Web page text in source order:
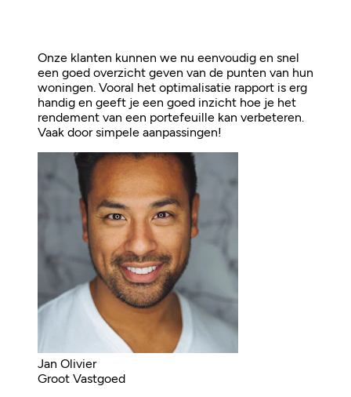
Onze klanten kunnen we nu eenvoudig en snel
een goed overzicht geven van de punten van hun
woningen. Vooral het optimalisatie rapport is erg
handig en geeft je een goed inzicht hoe je het
rendement van een portefeuille kan verbeteren.
Vaak door simpele aanpassingen!
Jan Olivier
Groot Vastgoed